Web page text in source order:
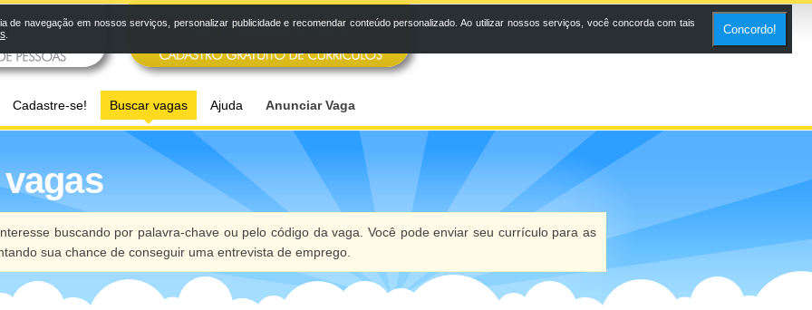
Cadastre-se! Buscar vagas Ajuda Anunciar Vaga
buscando por palavra-chave ou pelo código da vaga. Você pode enviar seu currículo para as
sua chance de conseguir uma entrevista de emprego.
navegação em nossos serviços, personalizar publicidade e recomendar conteúdo personalizado. Ao utilizar nossos serviços, você concorda com tais
Concordo!